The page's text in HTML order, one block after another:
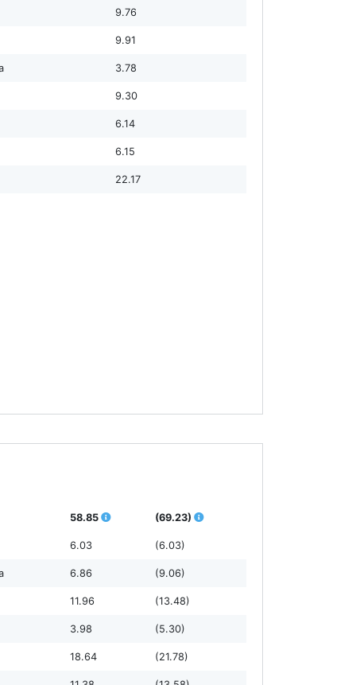
9.76
9.91
3.78
9.30
6.14
6.15
22.17
58.85 (69.23)
6.03 (6.03)
6.86 (9.06)
11.96 (13.48)
3.98 (5.30)
18.64 (21.78)